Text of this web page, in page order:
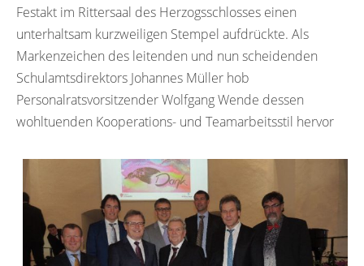
Festakt im Rittersaal des Herzogsschlosses einen
unterhaltsam kurzweiligen Stempel aufdrückte. Als
Markenzeichen des leitenden und nun scheidenden
Schulamtsdirektors Johannes Müller hob
Personalratsvorsitzender Wolfgang Wende dessen
wohltuenden Kooperations- und Teamarbeitsstil hervor